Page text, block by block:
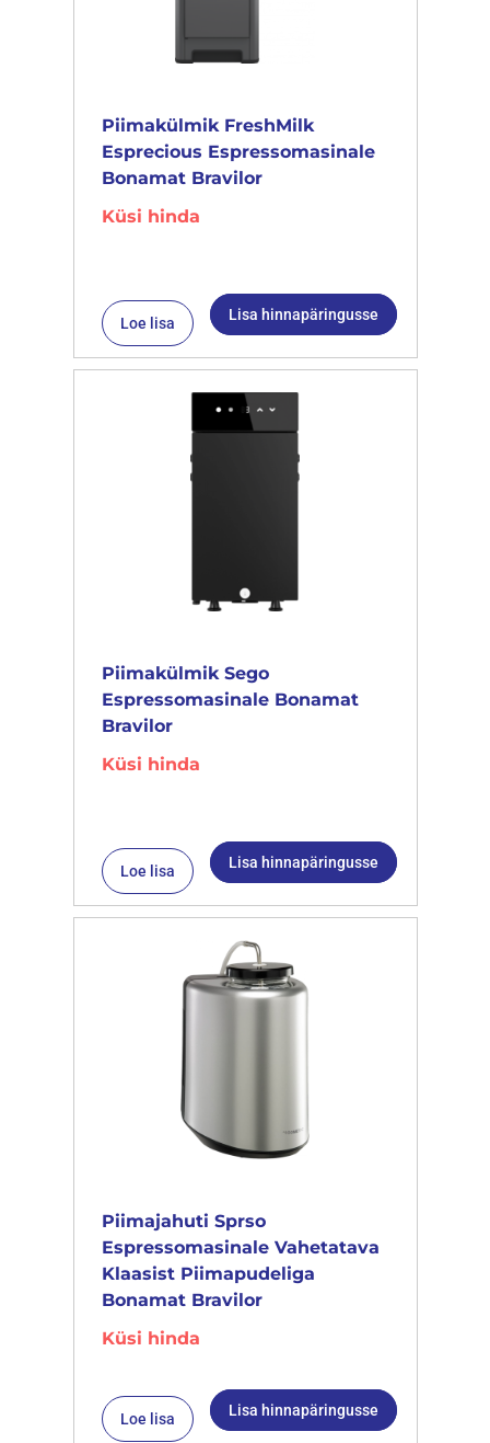
Piimakülmik FreshMilk
Esprecious Espressomasinale
Bonamat Bravilor
Küsi hinda
Loe lisa Lisa hinnapäringusse
Piimakülmik Sego
Espressomasinale Bonamat
Bravilor
Küsi hinda
Loe lisa Lisa hinnapäringusse
Piimajahuti Sprso
Espressomasinale Vahetatava
Klaasist Piimapudeliga
Bonamat Bravilor
Küsi hinda
Loe lisa Lisa hinnapäringusse